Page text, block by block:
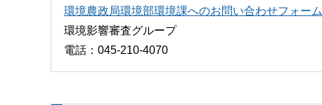
環境農政局環境部環境課へのお問い合わせフォーム
環境影響審査グループ
電話：045-210-4070